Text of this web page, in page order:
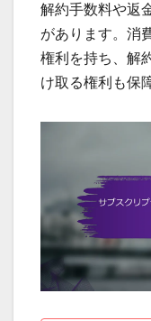
解約手数料や返
があります。消
権利を持ち、解
け取る権利も保